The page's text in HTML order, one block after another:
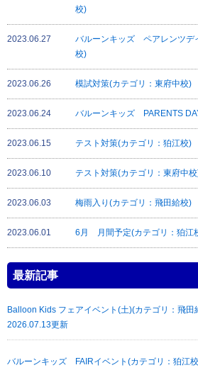
校)
2023.06.27
バルーンキッズ ペアレンツデ
校)
2023.06.26 模試対策(カテゴリ：東府中校)
2023.06.24 バルーンキッズ PARENTS
2023.06.15 テスト対策(カテゴリ：狛江校)
2023.06.10 テスト対策(カテゴリ：東府中
2023.06.03 梅雨入り(カテゴリ：飛田給校)
2023.06.01 6月 月間予定(カテゴリ：狛江
最新記事
Balloon Kids フェアイベント(土)(カテゴリ：飛田
2026.07.13更新
バルーンキッズ FAIRイベント(カテゴリ：狛江